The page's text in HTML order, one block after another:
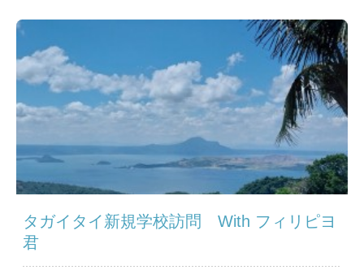
タガイタイ新規学校訪問 With フィリピヨ
君